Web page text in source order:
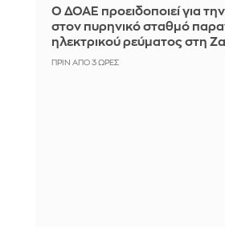
Ο ΔΟΑΕ προειδοποιεί για
στον πυρηνικό σταθμό
ηλεκτρικού ρεύματος στη
ΠΡΙΝ ΑΠΌ 3 ΏΡΕΣ